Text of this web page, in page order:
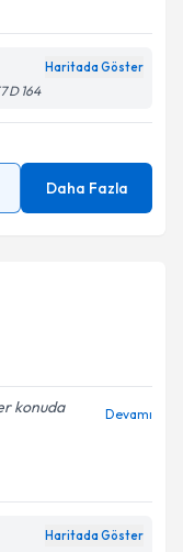
Haritada Göster
D 164
Daha Fazla
konuda
Devamı
Haritada Göster